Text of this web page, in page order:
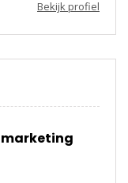
Bekijk profiel
marketing